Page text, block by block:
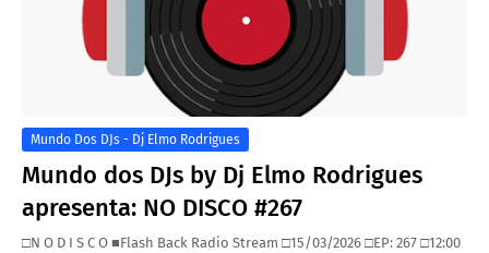
Mundo Dos DJs - Dj Elmo Rodrigues
Mundo dos DJs by Dj Elmo Rodrigues
apresenta: NO DISCO #267
□N O D I S C O ■Flash Back Radio Stream □15/03/2026 □EP: 267 □12:00